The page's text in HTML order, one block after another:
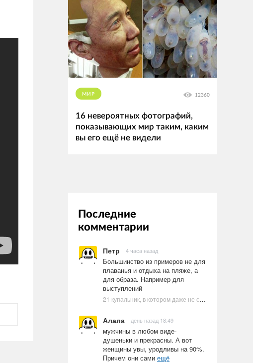
МИР 12360
16 невероятных фотографий,
показывающих мир таким, каким
вы его ещё не видели
Последние
комментарии
Петр 4 часа назад
Большинство из примеров не для
плаванья и отдыха на пляже, а
для образа. Например для
выступлений
21 купальник, в котором даже не стоит пытаться плавать
Алала день назад 18:49
мужчины в любом виде-
душеньки и прекрасны. А вот
женщины увы, уродливы на 90%.
Причем они сами ещё